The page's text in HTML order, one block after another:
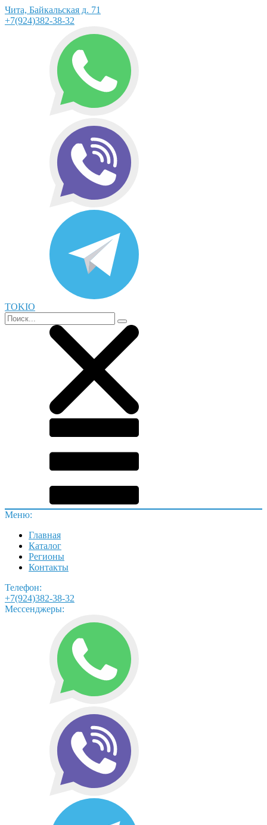
Чита, Байкальская д. 71
+7(924)382-38-32
TOKIO
Меню:
Главная
Каталог
Регионы
Контакты
Телефон:
+7(924)382-38-32
Мессенджеры: